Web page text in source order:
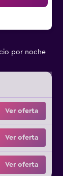
por noche
Ver oferta
Ver oferta
Ver oferta